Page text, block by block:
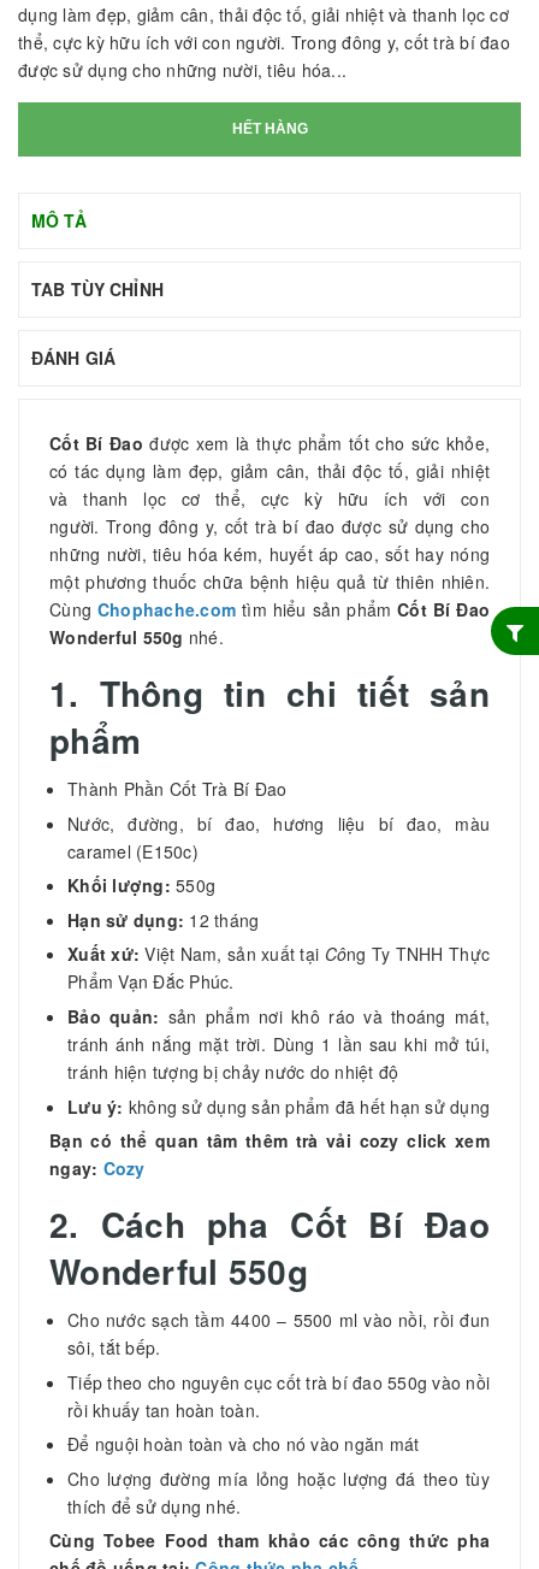
dụng làm đẹp, giảm cân, thải độc tố, giải nhiệt và thanh lọc cơ
thể, cực kỳ hữu ích với con người. Trong đông y, cốt trà bí đao
được sử dụng cho những nười, tiêu hóa...
HẾT HÀNG
MÔ TẢ
TAB TÙY CHỈNH
ĐÁNH GIÁ
Cốt Bí Đao được xem là thực phẩm tốt cho sức khỏe,
có tác dụng làm đẹp, giảm cân, thải độc tố, giải nhiệt
và thanh lọc cơ thể, cực kỳ hữu ích với con
người. Trong đông y, cốt trà bí đao được sử dụng cho
những nười, tiêu hóa kém, huyết áp cao, sốt hay nóng
một phương thuốc chữa bệnh hiệu quả từ thiên nhiên.
Cùng Chophache.com tìm hiểu sản phẩmCốt Bí Đao
Wonderful 550g nhé.
1. Thông tin chi tiết sản
phẩm
Thành Phần Cốt Trà Bí Đao
Nước, đường, bí đao, hương liệu bí đao, màu
caramel (E150c)
Khối lượng: 550g
Hạn sử dụng: 12 tháng
Xuất xứ:Việt Nam, sản xuất tại Công Ty TNHH Thực
Phẩm Vạn Đắc Phúc.
Bảo quản: sản phẩm nơi khô ráo và thoáng mát,
tránh ánh nắng mặt trời. Dùng 1 lần sau khi mở túi,
tránh hiện tượng bị chảy nước do nhiệt độ
Lưu ý: không sử dụng sản phẩm đã hết hạn sử dụng
Bạn có thể quan tâm thêm trà vải cozy click xem
ngay: Cozy
2. Cách pha Cốt Bí Đao
Wonderful 550g
Cho nước sạch tầm 4400 – 5500 ml vào nồi, rồi đun
sôi, tắt bếp.
Tiếp theo cho nguyên cục cốt trà bí đao 550g vào nồi
rồi khuấy tan hoàn toàn.
Để nguội hoàn toàn và cho nó vào ngăn mát
Cho lượng đường mía lỏng hoặc lượng đá theo tùy
thích để sử dụng nhé.
Cùng Tobee Food tham khảo các công thức pha